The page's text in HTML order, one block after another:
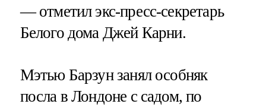
— отметил экс-пресс-секретарь
Белого дома Джей Карни.
Мэтью Барзун занял особняк
посла в Лондоне с садом, по